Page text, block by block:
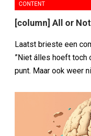
CONTENT
[column] All or
Laatst brieste een
”Niet álles hoeft toch
punt. Maar ook weer